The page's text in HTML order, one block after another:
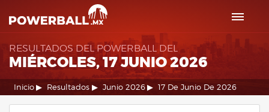
RESULTADOS DEL POWERBALL DEL
MIÉRCOLES, 17 JUNIO 2026
Inicio Resultados Junio 2026 17 De Junio De 2026